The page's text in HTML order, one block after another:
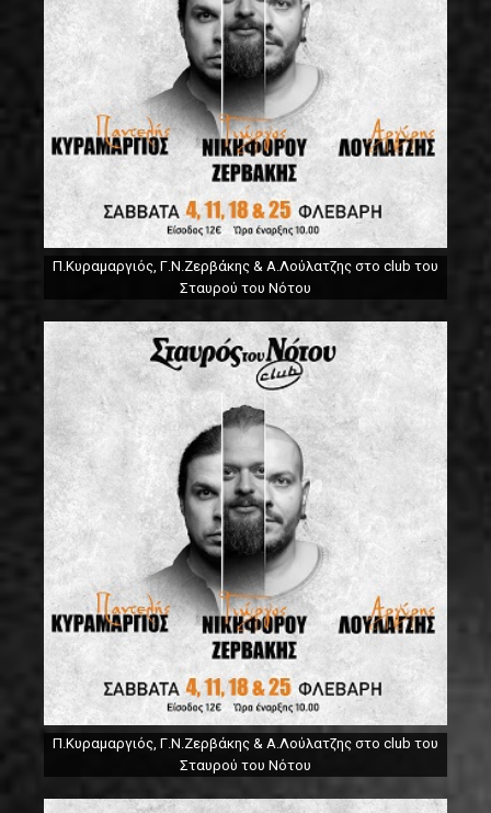
Π.Κυραμαργιός, Γ.Ν.Ζερβάκης & Α.Λούλατζης στο club του
Σταυρού του Νότου
Π.Κυραμαργιός, Γ.Ν.Ζερβάκης & Α.Λούλατζης στο club του
Σταυρού του Νότου